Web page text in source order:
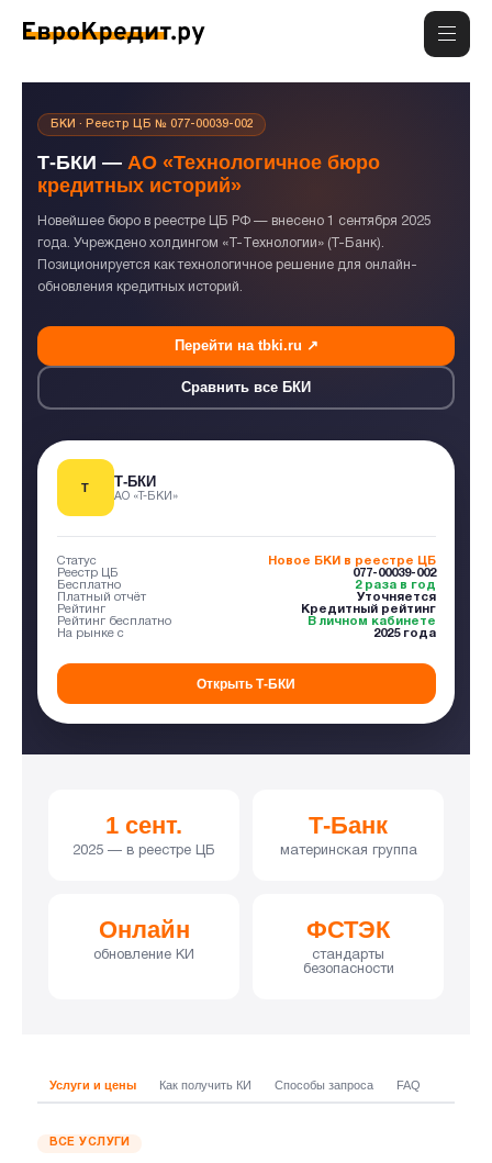
БКИ · Реестр ЦБ № 077-00039-002
Т-БКИ — АО «Технологичное бюро
кредитных историй»
Новейшее бюро в реестре ЦБ РФ — внесено 1 сентября 2025
года. Учреждено холдингом «Т-Технологии» (Т-Банк).
Позиционируется как технологичное решение для онлайн-
обновления кредитных историй.
Перейти на tbki.ru ↗
Сравнить все БКИ
Т Т-БКИ
АО «Т-БКИ»
Статус
Новое БКИ в реестре ЦБ
Реестр ЦБ
077-00039-002
Бесплатно
2 раза в год
Платный отчёт
Уточняется
Рейтинг
Кредитный рейтинг
Рейтинг бесплатно
В личном кабинете
На рынке с
2025 года
Открыть Т-БКИ
1 сент.
2025 — в реестре ЦБ
Т-Банк
материнская группа
Онлайн
обновление КИ
ФСТЭК
стандарты
безопасности
Услуги и цены Как получить КИ Способы запроса FAQ
ВСЕ УСЛУГИ